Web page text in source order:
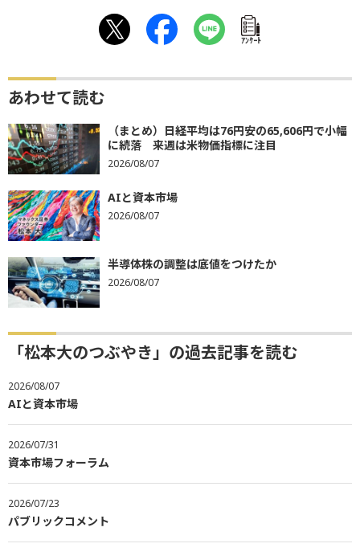
ｱﾝｹｰﾄ
あわせて読む
（まとめ）日経平均は76円安の65,606円で小幅
に続落 来週は米物価指標に注目
2026/08/07
AIと資本市場
2026/08/07
半導体株の調整は底値をつけたか
2026/08/07
「松本大のつぶやき」の過去記事を読む
2026/08/07
AIと資本市場
2026/07/31
資本市場フォーラム
2026/07/23
パブリックコメント